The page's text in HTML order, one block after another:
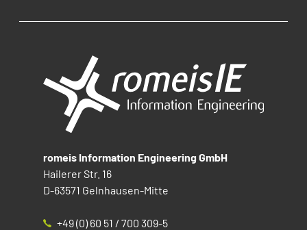
romeis Information Engineering GmbH
Hailerer Str. 16
D-63571 Gelnhausen-Mitte
+49 (0) 60 51 / 700 309-5